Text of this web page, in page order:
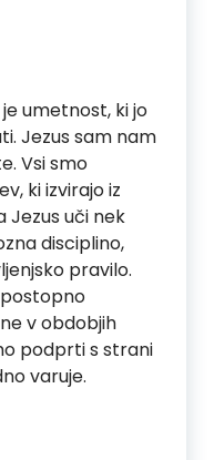
umetnost, ki jo
Jezus sam nam
Vsi smo
ki izvirajo iz
Jezus uči nek
disciplino,
pravilo.
v obdobjih
podprti s strani
varuje.